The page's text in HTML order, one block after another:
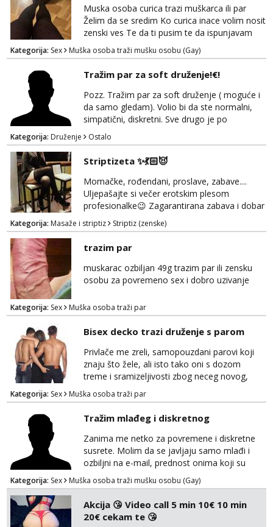
Muska osoba curica trazi muškarca ili par
Želim da se sredim Ko curica inace volim nosit
zenski ves Te da ti pusim te da ispunjavam
tvoje zelje Moze i par da vam ispunim zelje
Do 40 god Javi sa na mail
Kategorija: Sex Muška osoba traži mušku osobu (Gay)
Tražim par za soft druženje!€!
Pozz. Tražim par za soft druženje ( moguće i
da samo gledam). Volio bi da ste normalni,
simpatični, diskretni. Sve drugo je po
dogovoru... i nagrada! ;)
Kategorija: Druženje Ostalo
Striptizeta ✨💃🏻😈
Momačke, rođendani, proslave, zabave....
Uljepašajte si večer erotskim plesom
profesionalke😉 Zagarantirana zabava i dobar
šou🔥💥✨ Ako tražite nešto da začinite običnu
žurku slobodno mi se javite na mail i lako se
dogovorimo za detalje 💃🏻☺️ 🚫Bez sexa🚫
Čujemo se 💋
Kategorija: Masaže i striptiz Striptiz (zenske)
trazim par
muskarac ozbiljan 49g trazim par ili zensku
osobu za povremeno sex i dobro uzivanje
Kategorija: Sex Muška osoba traži par
Bisex decko trazi druženje s parom
Privlače me zreli, samopouzdani parovi koji
znaju što žele, ali isto tako oni s dozom
treme i sramizeljivosti zbog neceg novog,
kakav sam i sam ponekad. Jako cijenim
humor i komunikativnost, dobar za opuštanje
u bilo cemu. Više od klasike, zanimaju me
dublje razine užitka – igranje uloga,
ostvarivanje fantazija i fetiša- tamo gdje se
pronađemo. Seksualnost za mene nije nešto
što se “odrađuje”,...
Kategorija: Sex Muška osoba traži par
Tražim mlađeg i diskretnog
Zanima me netko za povremene i diskretne
susrete. Molim da se javljaju samo mlađi i
ozbiljni na e-mail, prednost onima koji su
vitke građe, iskustvo mi je nebitno. Higijena i
diskrecija su mi na prvom mjestu,
maksimalno držim do izgleda, sportski sam
tip.
Kategorija: Sex Muška osoba traži mušku osobu (Gay)
Akcija 😘 Video call 5 min 10€ 10 min
20€ cekam te 😘